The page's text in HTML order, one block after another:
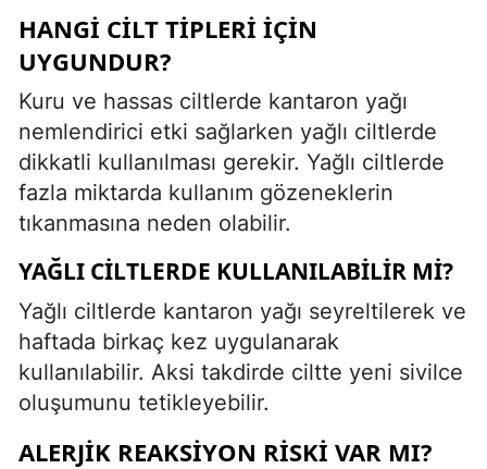
HANGI CILT TIPLERI İÇIN
UYGUNDUR?
Kuru ve hassas ciltlerde kantaron yağı
nemlendirici etki sağlarken yağlı ciltlerde
dikkatli kullanılması gerekir. Yağlı ciltlerde
fazla miktarda kullanım gözeneklerin
tıkanmasına neden olabilir.
YAĞLI CILTLERDE KULLANILABILIR MI?
Yağlı ciltlerde kantaron yağı seyreltilerek ve
haftada birkaç kez uygulanarak
kullanılabilir. Aksi takdirde ciltte yeni sivilce
oluşumunu tetikleyebilir.
ALERJIK REAKSIYON RISKI VAR MI?